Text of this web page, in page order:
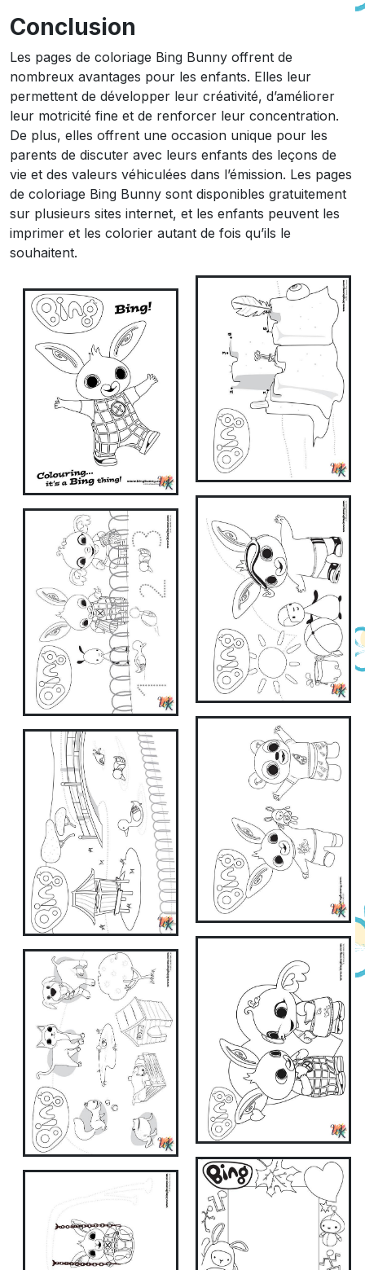
Conclusion
Les pages de coloriage Bing Bunny offrent de
nombreux avantages pour les enfants. Elles leur
permettent de développer leur créativité, d’améliorer
leur motricité fine et de renforcer leur concentration.
De plus, elles offrent une occasion unique pour les
parents de discuter avec leurs enfants des leçons de
vie et des valeurs véhiculées dans l’émission. Les pages
de coloriage Bing Bunny sont disponibles gratuitement
sur plusieurs sites internet, et les enfants peuvent les
imprimer et les colorier autant de fois qu’ils le
souhaitent.